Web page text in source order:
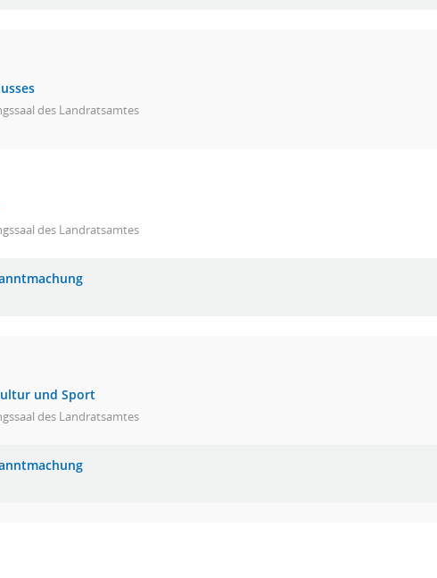
des Landratsamtes
des Landratsamtes
und Sport
des Landratsamtes